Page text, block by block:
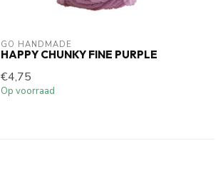
GO HANDMADE
HAPPY CHUNKY FINE PURPLE
€4,75
Op voorraad